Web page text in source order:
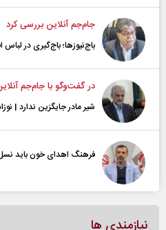
جام‌جم آنلاین بررسی کرد
باج‌نیوزها؛ باج‌گیری در
در گفت‌و‌گو با جام‌جم
شیر مادر جایگزین ندارد |
فرهنگ اهدای خون باید
نیازمندی ها